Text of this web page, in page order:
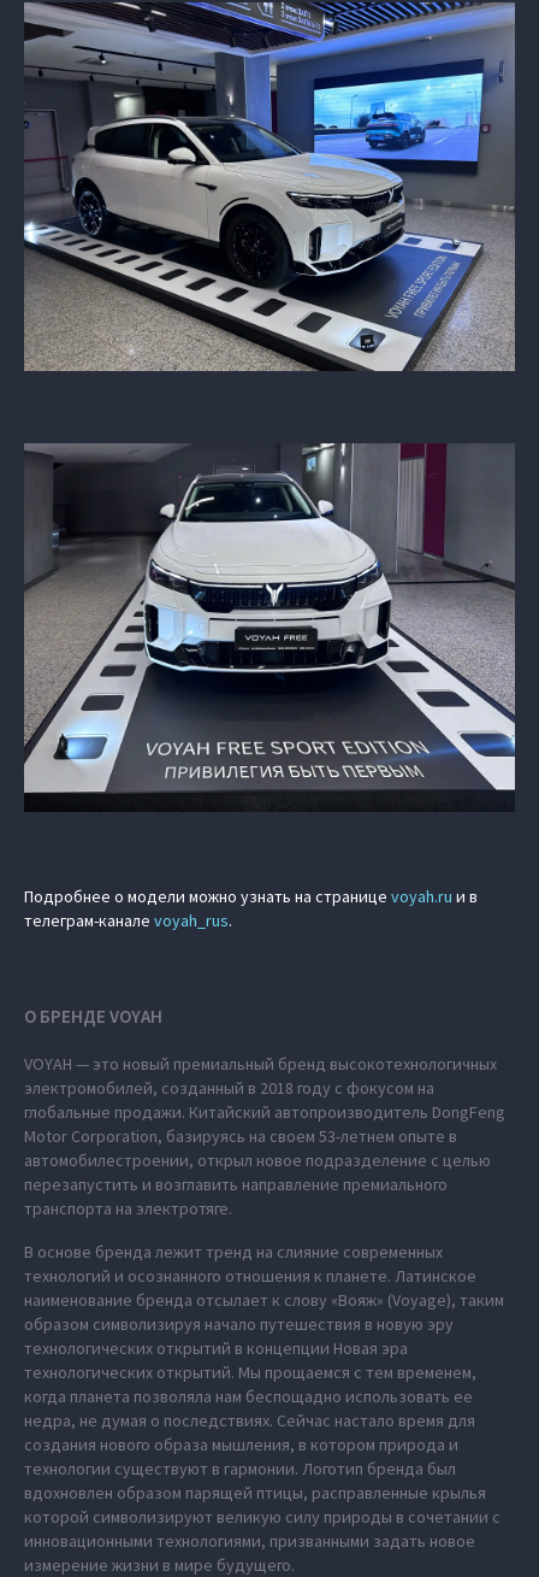
Подробнее о модели можно узнать на странице voyah.ru и в
телеграм-канале voyah_rus.
О БРЕНДЕ VOYAH
VOYAH — это новый премиальный бренд высокотехнологичных
электромобилей, созданный в 2018 году с фокусом на
глобальные продажи. Китайский автопроизводитель DongFeng
Motor Corporation, базируясь на своем 53-летнем опыте в
автомобилестроении, открыл новое подразделение с целью
перезапустить и возглавить направление премиального
транспорта на электротяге.
В основе бренда лежит тренд на слияние современных
технологий и осознанного отношения к планете. Латинское
наименование бренда отсылает к слову «Вояж» (Voyage), таким
образом символизируя начало путешествия в новую эру
технологических открытий в концепции Новая эра
технологических открытий. Мы прощаемся с тем временем,
когда планета позволяла нам беспощадно использовать ее
недра, не думая о последствиях. Сейчас настало время для
создания нового образа мышления, в котором природа и
технологии существуют в гармонии. Логотип бренда был
вдохновлен образом парящей птицы, расправленные крылья
которой символизируют великую силу природы в сочетании с
инновационными технологиями, призванными задать новое
измерение жизни в мире будущего.